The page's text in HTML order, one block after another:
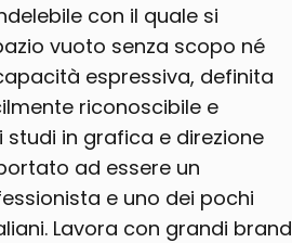
con il quale si
vuoto senza scopo né
espressiva, definita
riconoscibile e
in grafica e direzione
ad essere un
e uno dei pochi
Lavora con grandi brand